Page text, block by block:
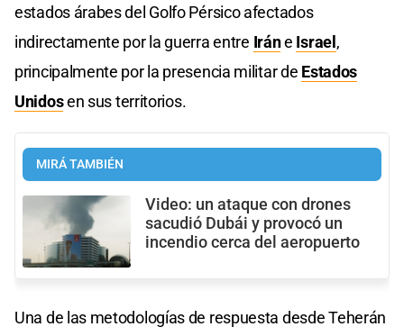
estados árabes del Golfo Pérsico afectados
indirectamente por la guerra entre Iráne Israel,
principalmente por la presencia militar de Estados
Unidosen sus territorios.
MIRÁ TAMBIÉN
Video: un ataque con drones
sacudió Dubái y provocó un
incendio cerca del aeropuerto
Una de las metodologías de respuesta desde Teherán